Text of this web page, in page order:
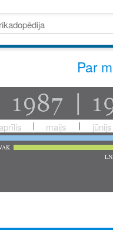
Par
aprīlis maijs jūnijs